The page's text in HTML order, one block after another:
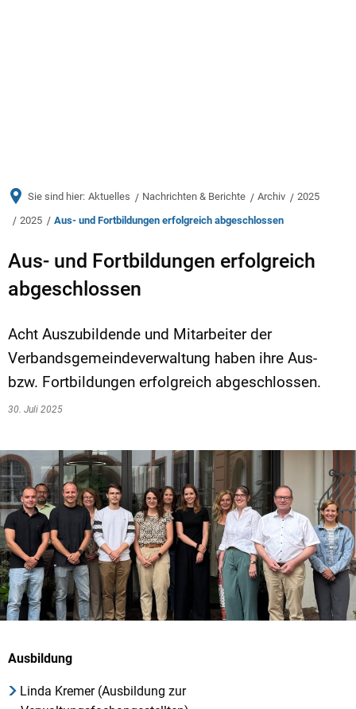
Sie sind hier: Aktuelles Nachrichten & Berichte Archiv
2025
2025
Aus- und Fortbildungen erfolgreich abgeschlossen
Aus- und Fortbildungen erfolgreich
abgeschlossen
Acht Auszubildende und Mitarbeiter der
Verbandsgemeindeverwaltung haben ihre Aus-
bzw. Fortbildungen erfolgreich abgeschlossen.
30. Juli 2025
Ausbildung
Linda Kremer (Ausbildung zur